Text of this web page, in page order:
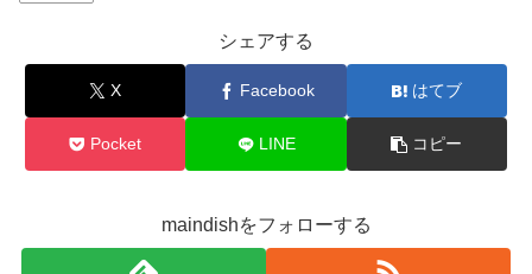
シェアする
X Facebook はてブ
Pocket LINE コピー
maindishをフォローする